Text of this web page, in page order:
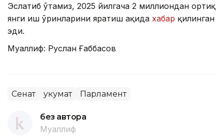
Эслатиб ўтамиз, 2025 йилгача 2 миллиондан ортиқ
янги иш ўринларини яратиш ҳақида хабар қилинган
эди.
Муаллиф: Руслан Ғаббасов
Сенат Ҳукумат Парламент
без автора
Муаллиф